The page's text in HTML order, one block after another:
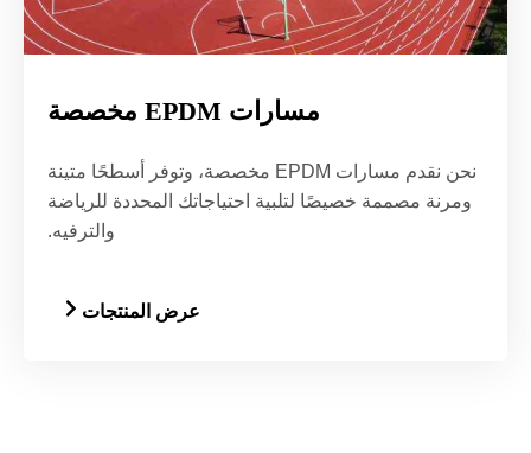
مسارات EPDM مخصصة
نحن نقدم مسارات EPDM مخصصة، وتوفر أسطحًا متينة
ومرنة مصممة خصيصًا لتلبية احتياجاتك المحددة للرياضة
والترفيه.
عرض المنتجات